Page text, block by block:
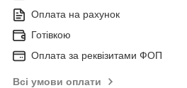
Оплата на рахунок
Готівкою
Оплата за реквізитами ФОП
Всі умови оплати